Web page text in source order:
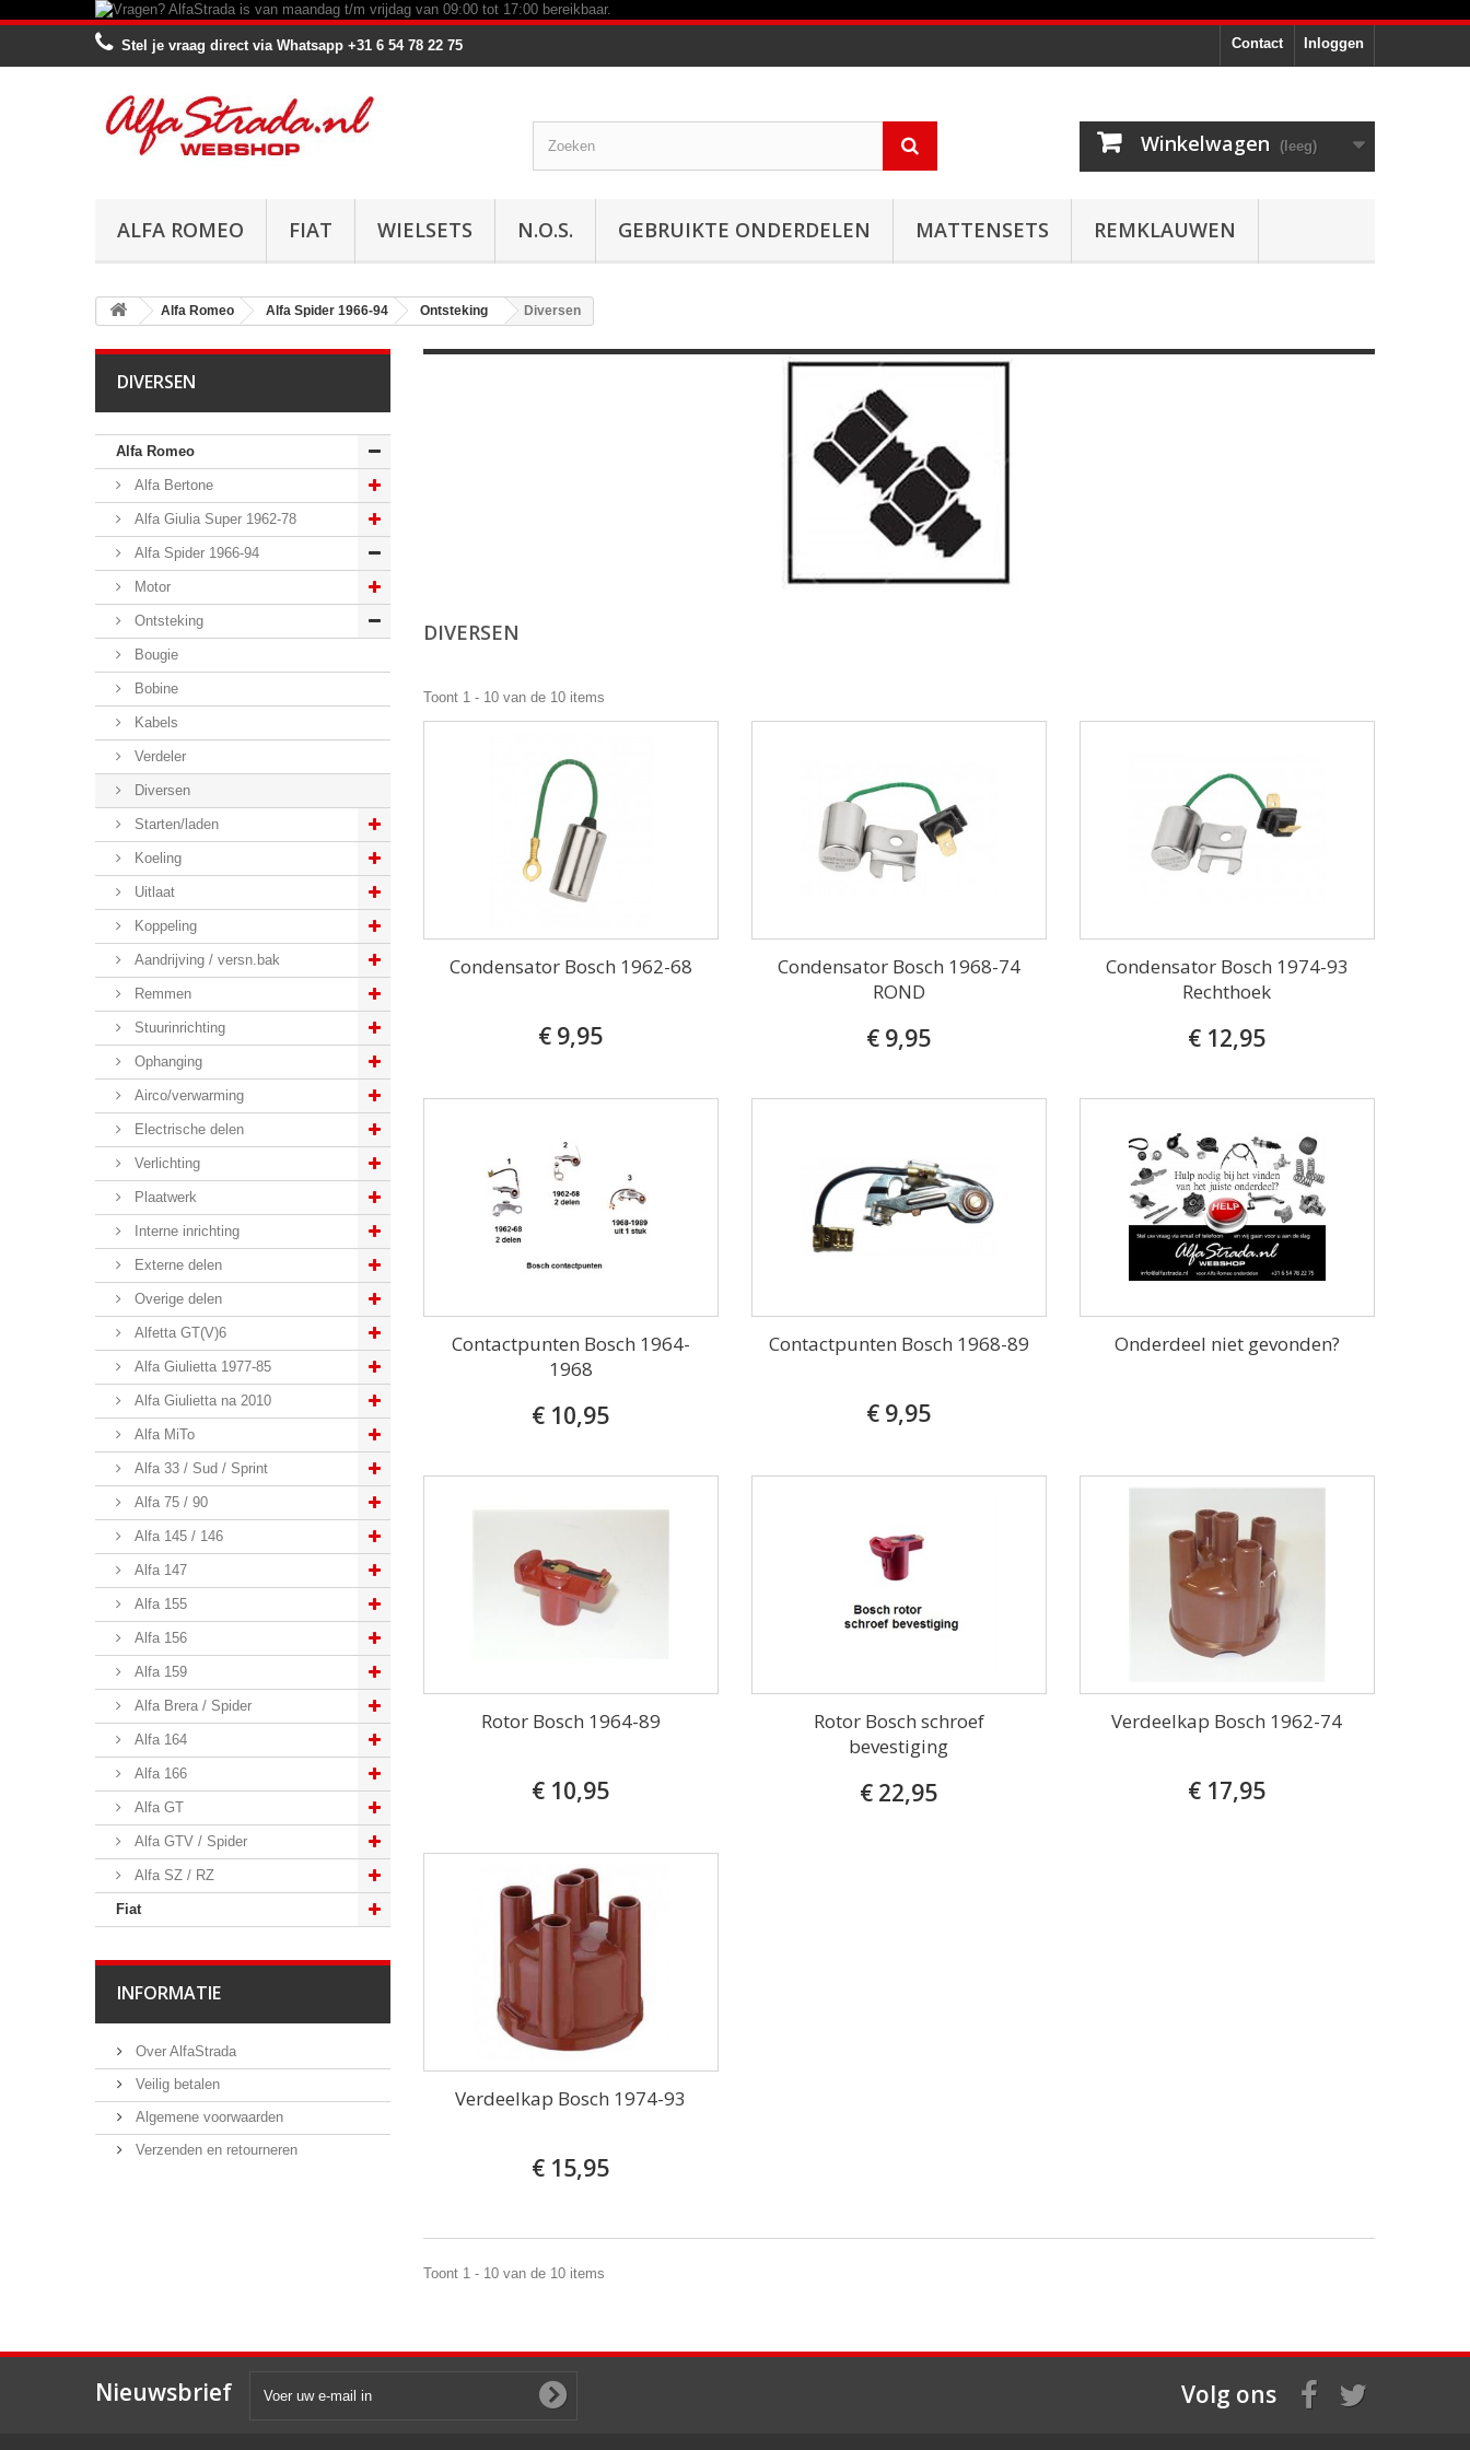
Inloggen
Contact
Stel je vraag direct via Whatsapp +31 6 54 78 22 75
Winkelwagen (leeg)
ALFA ROMEO FIAT WIELSETS N.O.S. GEBRUIKTE ONDERDELEN MATTENSETS REMKLAUWEN
Alfa Romeo Alfa Spider 1966-94 Ontsteking Diversen
DIVERSEN
Alfa Romeo
Alfa Bertone
Alfa Giulia Super 1962-78
Alfa Spider 1966-94
Motor
Ontsteking
Bougie
Bobine
Kabels
Verdeler
Diversen
Starten/laden
Koeling
Uitlaat
Koppeling
Aandrijving / versn.bak
Remmen
Stuurinrichting
Ophanging
Airco/verwarming
Electrische delen
Verlichting
Plaatwerk
Interne inrichting
Externe delen
Overige delen
Alfetta GT(V)6
Alfa Giulietta 1977-85
Alfa Giulietta na 2010
Alfa MiTo
Alfa 33 / Sud / Sprint
Alfa 75 / 90
Alfa 145 / 146
Alfa 147
Alfa 155
Alfa 156
Alfa 159
Alfa Brera / Spider
Alfa 164
Alfa 166
Alfa GT
Alfa GTV / Spider
Alfa SZ / RZ
Fiat
INFORMATIE
Over AlfaStrada
Veilig betalen
Algemene voorwaarden
Verzenden en retourneren
DIVERSEN
Toont 1 - 10 van de 10 items
Condensator Bosch 1962-68
€ 9,95
Condensator Bosch 1968-74
ROND
€ 9,95
Condensator Bosch 1974-93
Rechthoek
€ 12,95
Contactpunten Bosch 1964-
1968
€ 10,95
Contactpunten Bosch 1968-89
€ 9,95
Onderdeel niet gevonden?
Rotor Bosch 1964-89
€ 10,95
Rotor Bosch schroef
bevestiging
€ 22,95
Verdeelkap Bosch 1962-74
€ 17,95
Verdeelkap Bosch 1974-93
€ 15,95
Toont 1 - 10 van de 10 items
Nieuwsbrief Volg ons